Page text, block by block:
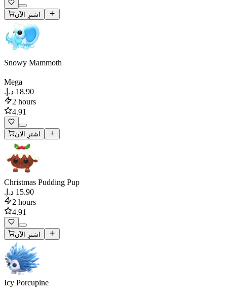
اشترِ الآن
Snowy Mammoth
Mega
2 hours
4.91
اشترِ الآن
Christmas Pudding Pup
2 hours
4.91
اشترِ الآن
Icy Porcupine